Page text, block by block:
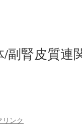
副腎皮質連
リンク